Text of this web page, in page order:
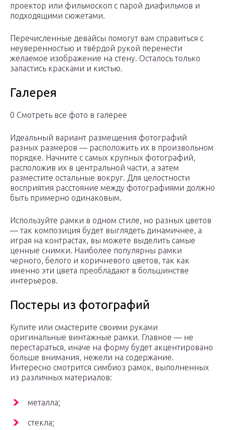
проектор или фильмоскоп с парой диафильмов и
подходящими сюжетами.
Перечисленные девайсы помогут вам справиться с
неуверенностью и твёрдой рукой перенести
желаемое изображение на стену. Осталось только
запастись красками и кистью.
Галерея
0 Смотреть все фото в галерее
Идеальный вариант размещения фотографий
разных размеров — расположить их в произвольном
порядке. Начните с самых крупных фотографий,
расположив их в центральной части, а затем
разместите остальные вокруг. Для целостности
восприятия расстояние между фотографиями должно
быть примерно одинаковым.
Используйте рамки в одном стиле, но разных цветов
— так композиция будет выглядеть динамичнее, а
играя на контрастах, вы можете выделить самые
ценные снимки. Наиболее популярны рамки
черного, белого и коричневого цветов, так как
именно эти цвета преобладают в большинстве
интерьеров.
Постеры из фотографий
Купите или смастерите своими руками
оригинальные винтажные рамки. Главное — не
перестараться, иначе на форму будет акцентировано
больше внимания, нежели на содержание.
Интересно смотрится симбиоз рамок, выполненных
из различных материалов:
металла;
стекла;